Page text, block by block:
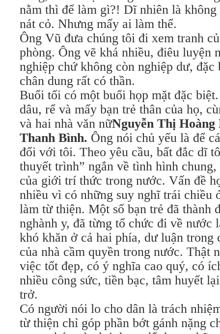
nằm thì để làm gì?! Dĩ nhiên là không
nát cỏ. Nhưng mấy ai làm thế.
Ông Vũ đưa chúng tôi đi xem tranh
phòng. Ông vẽ khá nhiều, điêu luyện
nghiệp chứ không còn nghiệp dư,
chân dung rất có thần.
Buổi tối có một buổi họp mặt đặc
dâu, rể và mấy bạn trẻ thân của họ,
và hai nhà văn nữNguyễn Thị Hoàng
Thanh Bình. Ông nói chủ yếu là để
đổi với tôi. Theo yêu cầu, bất đắc dĩ
thuyết trình” ngắn về tình hình
của giới trí thức trong nước. Vấn đề
nhiều vì có những suy nghĩ trái chiều
làm từ thiện. Một số bạn trẻ đã thành
nghành y, đã từng tổ chức đi về nước
khó khăn ở cả hai phía, dư luận trong
của nhà cầm quyền trong nước. Thật
việc tốt đẹp, có ý nghĩa cao quý, có
nhiều công sức, tiền bạc, tâm huyết
trở.
Có người nói lo cho dân là trách
từ thiện chỉ góp phần bớt gánh nặng